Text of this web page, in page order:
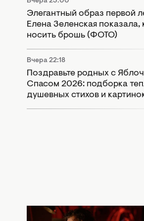
Элегантный образ первой
Елена Зеленская показала,
носить брошь (ФОТО)
Вчера 22:18
Поздравьте родных с
Спасом 2026: подборка
душевных стихов и
Вчера 20:30